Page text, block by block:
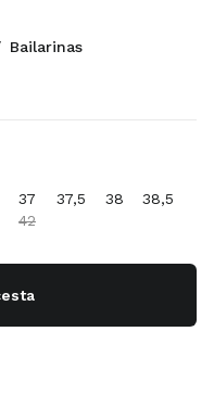
37 37,5 38
38,5
42
Bailarinas